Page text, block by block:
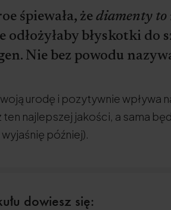
śpiewała, że diamenty to
odłożyłaby błyskotki do
Nie bez powodu
urodę i pozytywnie wpływa
najlepszej jakości, a sama
później).
dowiesz się: